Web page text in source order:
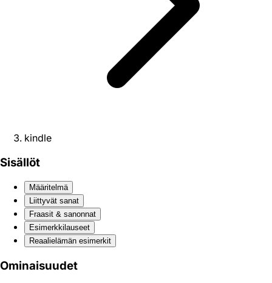
kindle
Sisällöt
Määritelmä
Liittyvät sanat
Fraasit & sanonnat
Esimerkkilauseet
Reaali­elämän esimerkit
Ominaisuudet